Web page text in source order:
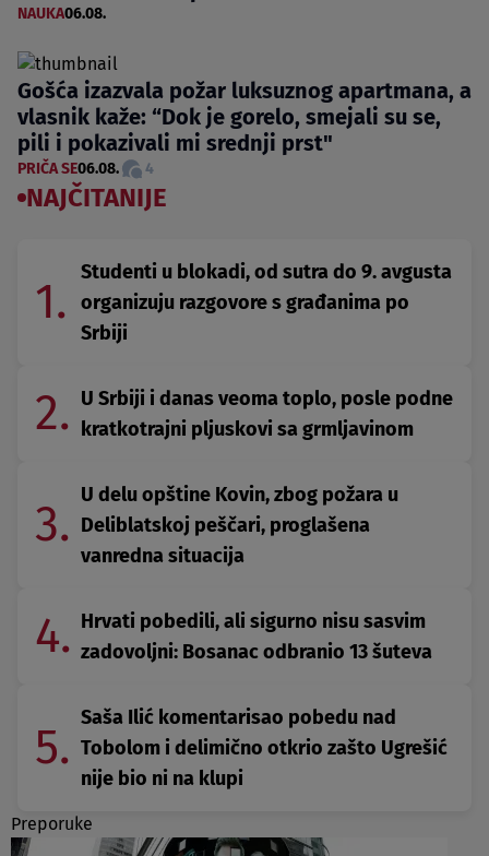
NAUKA06.08.
Gošća izazvala požar luksuznog apartmana, a
vlasnik kaže: “Dok je gorelo, smejali su se,
pili i pokazivali mi srednji prst"
PRIČA SE06.08. 4
NAJČITANIJE
1.
Studenti u blokadi, od sutra do 9. avgusta
organizuju razgovore s građanima po
Srbiji
2. U Srbiji i danas veoma toplo, posle podne
kratkotrajni pljuskovi sa grmljavinom
3.
U delu opštine Kovin, zbog požara u
Deliblatskoj peščari, proglašena
vanredna situacija
4. Hrvati pobedili, ali sigurno nisu sasvim
zadovoljni: Bosanac odbranio 13 šuteva
5.
Saša Ilić komentarisao pobedu nad
Tobolom i delimično otkrio zašto Ugrešić
nije bio ni na klupi
Preporuke